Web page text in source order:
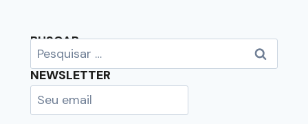
BUSCAR
NEWSLETTER